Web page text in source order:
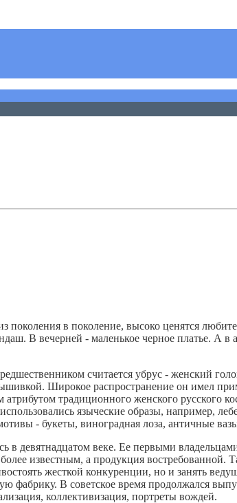
поколения в поколение, высоко ценятся
В вечерней - маленькое черное платье. А в
считается убрус - женский
Широкое распространение он имел
традиционного женского русского
языческие образы, например,
- букеты, виноградная лоза, античные
в девятнадцатом веке. Ее первыми
известным, а продукция востребованной.
жесткой конкуренции, но и занять
фабрику. В советское время продолжался
коллективизация, портреты вождей.